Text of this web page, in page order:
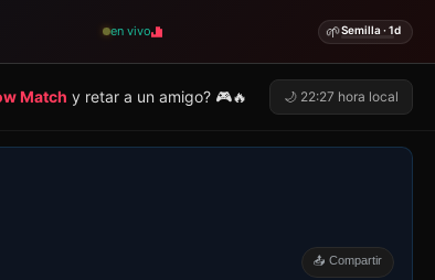
en vivo 🌱Semilla · 1d
Match y retar a un amigo? 🎮🔥 🌙 22:27 hora local
📤 Compartir